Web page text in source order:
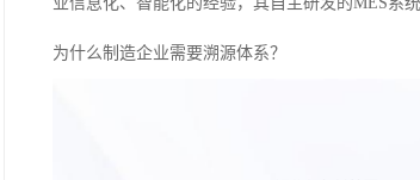
为什么制造企业需要溯源体系？